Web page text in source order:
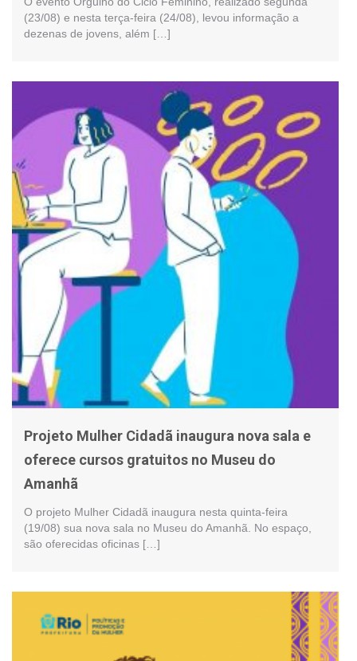
(23/08) e nesta terça-feira (24/08), levou informação a
dezenas de jovens, além […]
Projeto Mulher Cidadã inaugura nova sala e
oferece cursos gratuitos no Museu do
Amanhã
O projeto Mulher Cidadã inaugura nesta quinta-feira
(19/08) sua nova sala no Museu do Amanhã. No espaço,
são oferecidas oficinas […]